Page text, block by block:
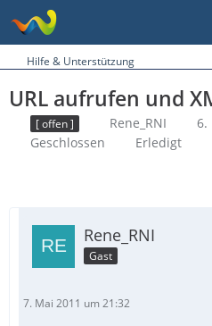
Hilfe & Unterstützung
URL aufrufen und
[ offen ] Rene_RNI
6.
Geschlossen
Erledigt
Rene_RNI
Gast
7. Mai 2011 um 21:32